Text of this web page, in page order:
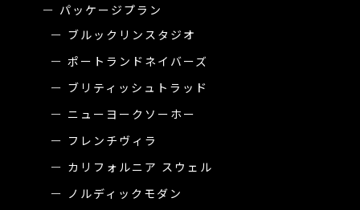
パッケージプラン
ブルックリンスタジオ
ポートランドネイバーズ
ブリティッシュトラッド
ニューヨークソーホー
フレンチヴィラ
カリフォルニア スウェル
ノルディックモダン